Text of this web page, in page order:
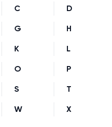
C D
G H
K L
O P
S T
W X